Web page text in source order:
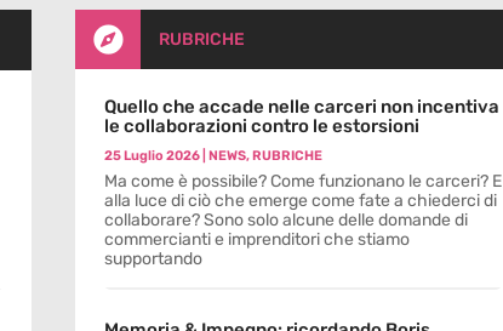
 RUBRICHE
Quello che accade nelle carceri non incentiva
le collaborazioni contro le estorsioni
25 Luglio 2026| NEWS, RUBRICHE
Ma come è possibile? Come funzionano le carceri? E
alla luce di ciò che emerge come fate a chiederci di
collaborare? Sono solo alcune delle domande di
commercianti e imprenditori che stiamo
supportando